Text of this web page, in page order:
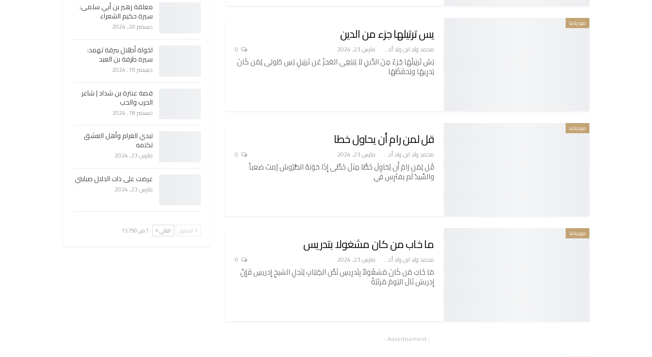
موريتانيا
يس ترتيلها جزء من الدين
محمد ولد ابن ولد أحميدا مارس 23, 2024
يَسُ تَرتِيلُهَا جُزءٌ مِنَ الدِّينِ لاَ يَنبَغِى العَجزُ عَن تَرتِيلِ يَسِ طُوبَى لِمَن كَانَ
يَدرِيهَا ويَحفَظُهَا
موريتانيا
قل لمن رام أن يحاول خطا
محمد ولد ابن ولد أحميدا مارس 23, 2024
قُل لِمَن رَامَ أَن يُحَاوِلَ خَطًّا مِثلَ خَطِّى إِذَا حَوَتهُ الطُّرُوسُ رُمتَ صَعباً
والسِّيدُ لَم يفتَرِس في
موريتانيا
ما خاب من كان مشغولا بتدريس
محمد ولد ابن ولد أحميدا مارس 23, 2024
مَا خَابَ مَن كَانَ مَشغُولاً بِتَدرِيسِ نَصِّ الكِتبَابِ لِنَجلِ الشيخِ إِدريسِ فَإِنَّ
إِدريسَ نَالَ اليَومَ مَرتَبَةً
- Advertisement -
معلقة زهير بن أبي سلمى:
سيرة حكيم الشعراء
ديسمبر 20, 2024
لخولة أطلال ببرقة ثهمد:
سيرة طرفة بن العبد
ديسمبر 19, 2024
قصة عنترة بن شداد | شاعر
الحرب والحب
ديسمبر 18, 2024
تبدي الغرام وأهل العشق
تكتمه
مارس 23, 2024
عرضت على ذات الدلال صبابتي
مارس 23, 2024
السابق التالي 1 من 13٬790